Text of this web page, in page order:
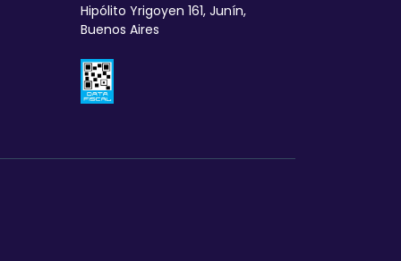
Hipólito Yrigoyen 161, Junín,
Buenos Aires